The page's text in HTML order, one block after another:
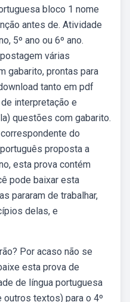
bloco 1 nome
antes de. Atividade
5º ano ou 6º ano.
várias
gabarito, prontas para
tanto em pdf
interpretação e
questões com gabarito.
do
proposta a
esta prova contém
pode baixar esta
pararam de trabalhar,
delas, e
Por acaso não se
esta prova de
de língua portuguesa
textos) para o 4º